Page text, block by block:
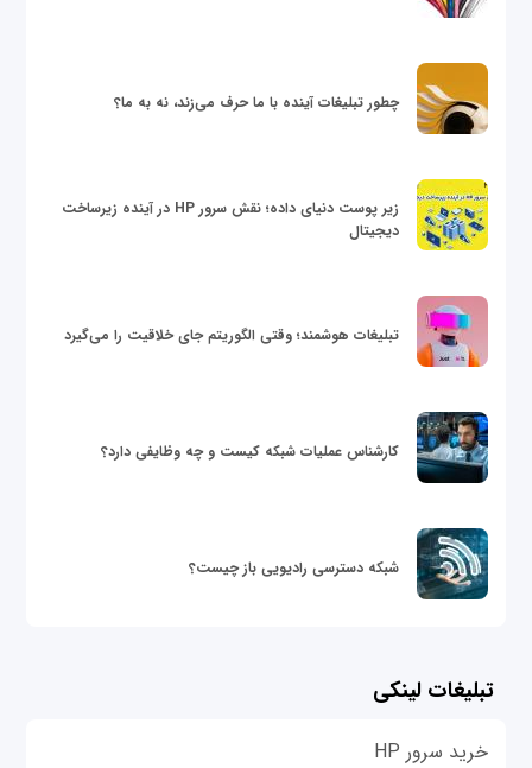
چطور تبلیغات آینده با ما حرف می‌زند، نه به ما؟
زیر پوست دنیای داده؛ نقش سرور HP در آینده زیرساخت
دیجیتال
تبلیغات هوشمند؛ وقتی الگوریتم جای خلاقیت را می‌گیرد
کارشناس عملیات شبکه کیست و چه وظایفی دارد؟
شبکه دسترسی رادیویی باز چیست؟
تبلیغات لینکی
خرید سرور HP